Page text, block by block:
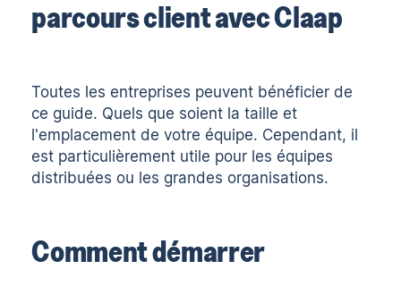
parcours client avec Claap
Toutes les entreprises peuvent bénéficier de
ce guide. Quels que soient la taille et
l'emplacement de votre équipe. Cependant, il
est particulièrement utile pour les équipes
distribuées ou les grandes organisations.
Comment démarrer